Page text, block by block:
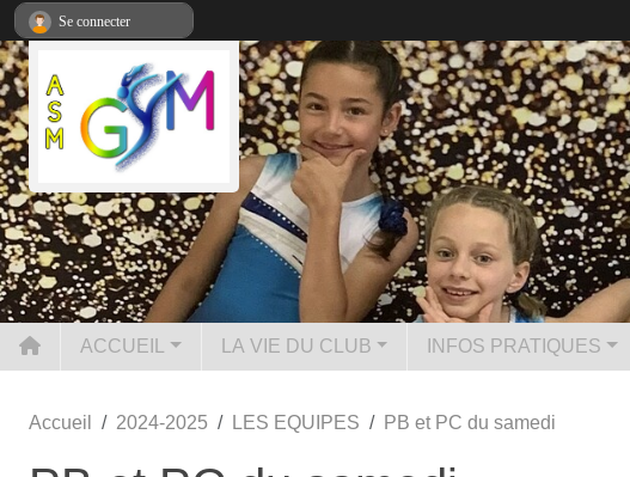
ACCUEIL LA VIE DU CLUB INFOS PRATIQUES
Accueil 2024-2025 LES EQUIPES PB et PC du samedi
Se connecter
Panneau de gestion des cookies